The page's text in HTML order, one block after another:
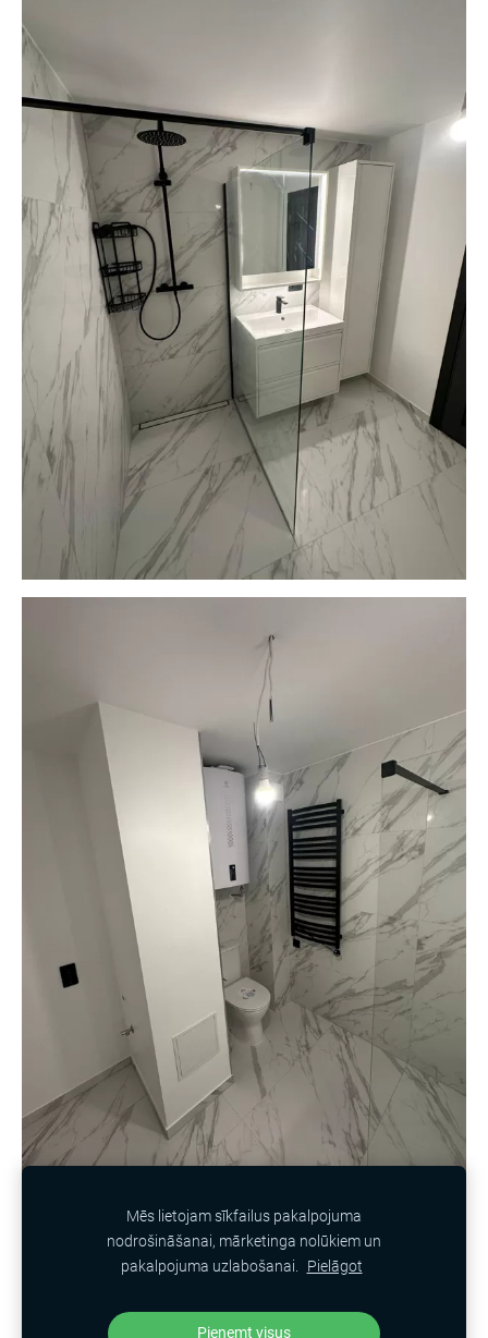
SĪKDATNES
Created by KUbele withMozello
Mēs lietojam sīkfailus pakalpojuma
nodrošināšanai, mārketinga nolūkiem un
pakalpojuma uzlabošanai. Pielāgot
Pieņemt visus